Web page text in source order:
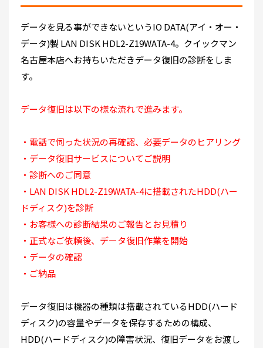
データを見る事ができないというIO DATA(アイ・オー・
データ)製 LAN DISK HDL2-Z19WATA-4。クイックマン
名古屋本店へお持ちいただきデータ復旧の診断をしま
す。
データ復旧は以下の様な流れで進みます。
・電話で伺った状況の再確認、必要データのヒアリング
・データ復旧サービスについてご説明
・診断へのご同意
・LAN DISK HDL2-Z19WATA-4に搭載されたHDD(ハー
ドディスク)を診断
・お客様への診断結果のご報告とお見積り
・正式なご依頼後、データ復旧作業を開始
・データの確認
・ご納品
データ復旧は機器の種類は搭載されているHDD(ハード
ディスク)の容量やデータを保存するための構成、
HDD(ハードディスク)の障害状況、復旧データをお渡し